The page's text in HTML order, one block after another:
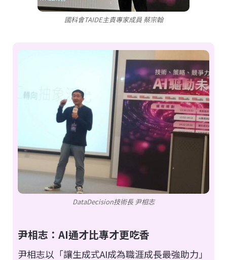
國科會TAIDE主責專家成員 蔡宗翰
DataDecision技術長 尹相志
尹相志：AI通才比專才更吃香
尹相志以「讓生成式AI成為職涯成長最強助力」